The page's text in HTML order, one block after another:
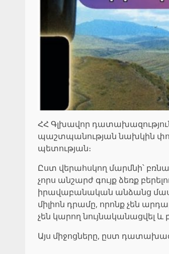
ՀՀ Գլխավոր
պաշտպանության նախկին
պետության։
Ըստ վերահսկող մարմնի՝
չորս անշարժ գույք ձեռք
իրավաբանական անձանց
միլիոն դրամը, որոնք չեն
չեն կարող նույնականացվել և
Այս միջոցները, ըստ